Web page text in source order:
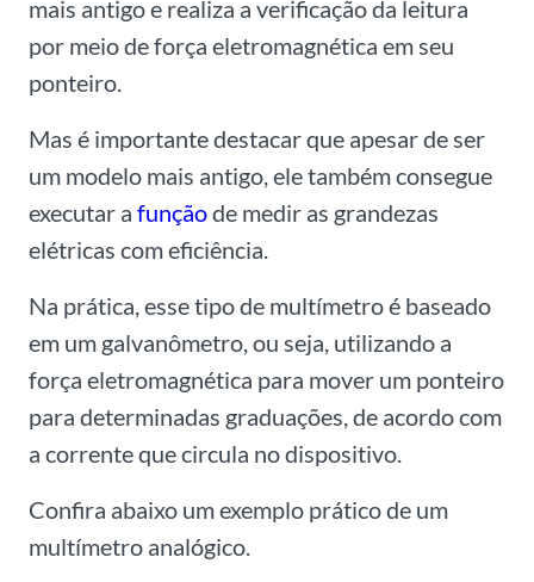
mais antigo e realiza a verificação da leitura
por meio de força eletromagnética em seu
ponteiro.
Mas é importante destacar que apesar de ser
um modelo mais antigo, ele também consegue
executar a funçãode medir as grandezas
elétricas com eficiência.
Na prática, esse tipo de multímetro é baseado
em um galvanômetro, ou seja, utilizando a
força eletromagnética para mover um ponteiro
para determinadas graduações, de acordo com
a corrente que circula no dispositivo.
Confira abaixo um exemplo prático de um
multímetro analógico.